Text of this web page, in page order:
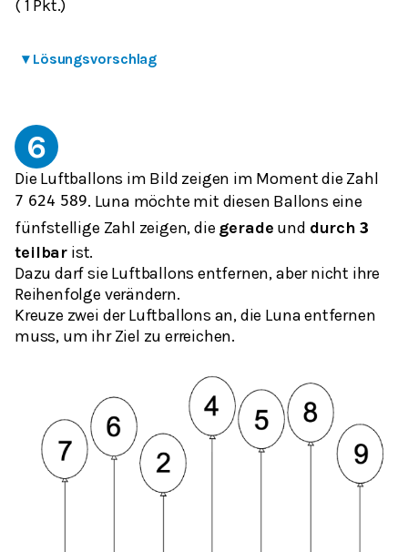
( 1 Pkt.)
▾ Lösungsvorschlag
6
Die Luftballons im Bild zeigen im Moment die Zahl
7 624 589. Luna möchte mit diesen Ballons eine
fünfstellige Zahl zeigen, die gerade und durch 𝟑
teilbar ist.
Dazu darf sie Luftballons entfernen, aber nicht ihre
Reihenfolge verändern.
Kreuze zwei der Luftballons an, die Luna entfernen
muss, um ihr Ziel zu erreichen.